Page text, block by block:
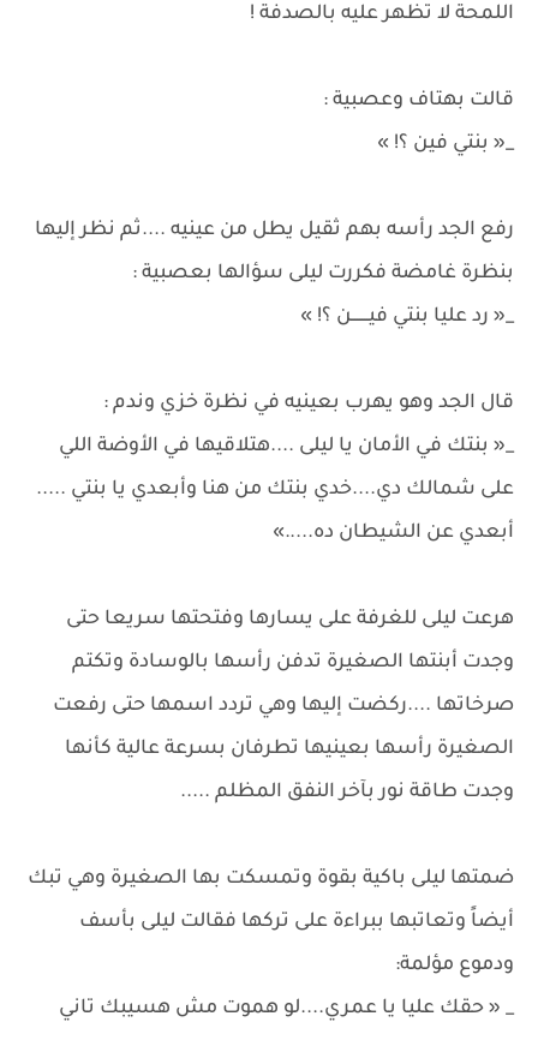
اللمحة لا تظهر عليه بالصدفة !
قالت بهتاف وعصبية :
_« بنتي فين ؟! »
رفع الجد رأسه بهم ثقيل يطل من عينيه ....ثم نظر إليها
بنظرة غامضة فكررت ليلى سؤالها بعصبية :
_« رد عليا بنتي فيـــــــن ؟! »
قال الجد وهو يهرب بعينيه في نظرة خزي وندم :
_« بنتك في الأمان يا ليلى ....هتلاقيها في الأوضة اللي
على شمالك دي....خدي بنتك من هنا وأبعدي يا بنتي .....
أبعدي عن الشيطان ده.....»
هرعت ليلى للغرفة على يسارها وفتحتها سريعا حتى
وجدت أبنتها الصغيرة تدفن رأسها بالوسادة وتكتم
صرخاتها ....ركضت إليها وهي تردد اسمها حتى رفعت
الصغيرة رأسها بعينيها تطرفان بسرعة عالية كأنها
وجدت طاقة نور بآخر النفق المظلم .....
ضمتها ليلى باكية بقوة وتمسكت بها الصغيرة وهي تبك
أيضاً وتعاتبها ببراءة على تركها فقالت ليلى بأسف
ودموع مؤلمة:
_ « حقك عليا يا عمري....لو هموت مش هسيبك تاني